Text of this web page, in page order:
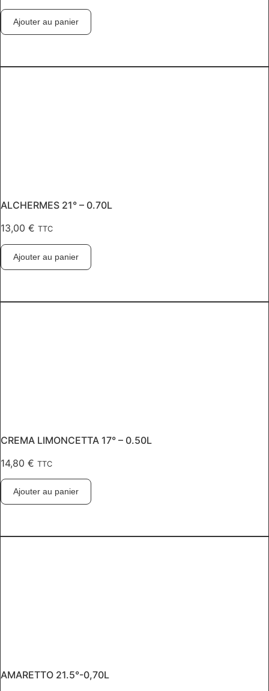
Ajouter au panier
ALCHERMES 21° – 0.70L
13,00 € TTC
Ajouter au panier
CREMA LIMONCETTA 17° – 0.50L
14,80 € TTC
Ajouter au panier
AMARETTO 21.5°-0,70L